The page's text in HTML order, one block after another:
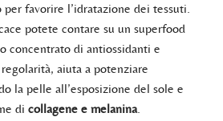
favorire l’idratazione dei tessuti.
potete contare su un superfood
concentrato di antiossidanti e
aiuta a potenziare
la pelle all’esposizione del sole e
di collagene e melanina.